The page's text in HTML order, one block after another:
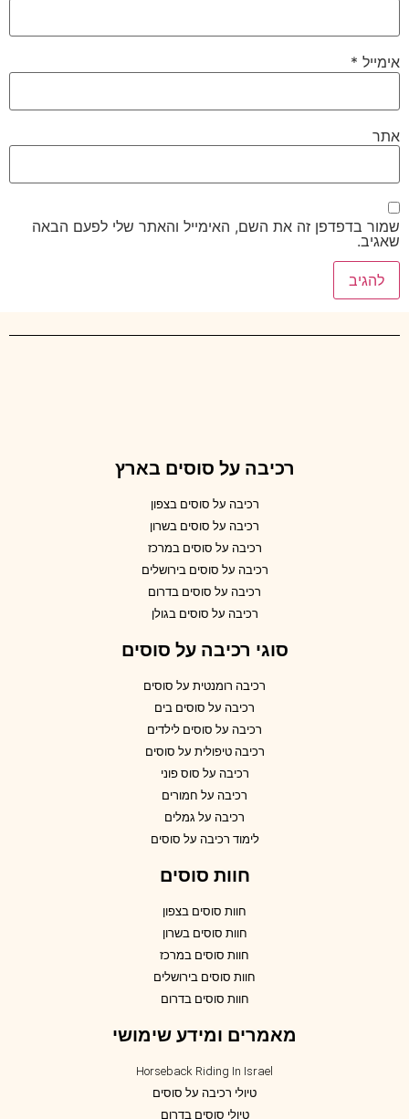
אימייל *
אתר
שמור בדפדפן זה את השם, האימייל והאתר שלי לפעם הבאה
שאגיב.
רכיבה על סוסים בארץ
רכיבה על סוסים בצפון
רכיבה על סוסים בשרון
רכיבה על סוסים במרכז
רכיבה על סוסים בירושלים
רכיבה על סוסים בדרום
רכיבה על סוסים בגולן
סוגי רכיבה על סוסים
רכיבה רומנטית על סוסים
רכיבה על סוסים בים
רכיבה על סוסים לילדים
רכיבה טיפולית על סוסים
רכיבה על סוס פוני
רכיבה על חמורים
רכיבה על גמלים
לימוד רכיבה על סוסים
חוות סוסים
חוות סוסים בצפון
חוות סוסים בשרון
חוות סוסים במרכז
חוות סוסים בירושלים
חוות סוסים בדרום
מאמרים ומידע שימושי
Horseback Riding In Israel
טיולי רכיבה על סוסים
טיולי סוסים בדרום